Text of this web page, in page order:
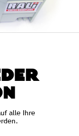
alle Ihre